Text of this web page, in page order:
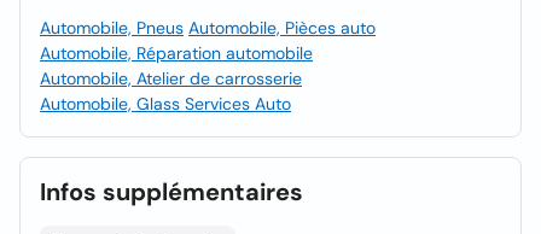
Automobile, Pneus Automobile, Pièces auto
Automobile, Réparation automobile
Automobile, Atelier de carrosserie
Automobile, Glass Services Auto
Infos supplémentaires